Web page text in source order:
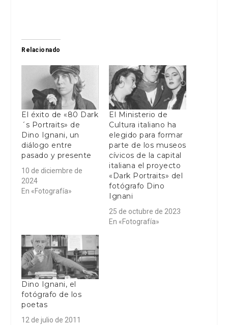
Relacionado
El éxito de «80 Dark
´s Portraits» de
Dino Ignani, un
diálogo entre
pasado y presente
10 de diciembre de
2024
En «Fotografía»
El Ministerio de
Cultura italiano ha
elegido para formar
parte de los museos
cívicos de la capital
italiana el proyecto
«Dark Portraits» del
fotógrafo Dino
Ignani
25 de octubre de 2023
En «Fotografía»
Dino Ignani, el
fotógrafo de los
poetas
12 de julio de 2011